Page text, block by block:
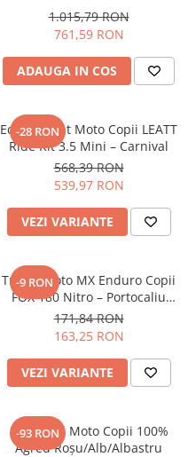
36x18x48 cm - MULTICOLOR -
MOTOCICLETA / ATV /
BICICLETA / TROTINETA
1.015,79 RON
761,59 RON
ADAUGA IN COS
-28 RON
Echipament Moto Copii LEATT
Ride Kit 3.5 Mini – Carnival
568,39 RON
539,97 RON
VEZI VARIANTE
-9 RON
Tricou Moto MX Enduro Copii
FOX 180 Nitro – Portocaliu
Neon
171,84 RON
163,25 RON
VEZI VARIANTE
-93 RON
Pantaloni Moto Copii 100%
Agred Roșu/Alb/Albastru